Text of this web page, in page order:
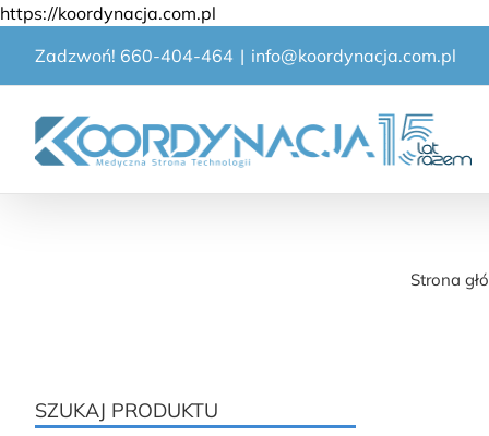
https://koordynacja.com.pl
zawartości
Zadzwoń! 660-404-464 | info@koordynacja.com.pl
Strona
SZUKAJ PRODUKTU